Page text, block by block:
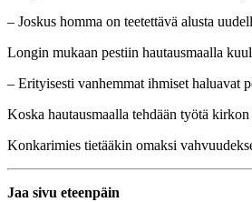
– Joskus homma on teetettävä alusta
Longin mukaan pestiin hautausmaalla
– Erityisesti vanhemmat ihmiset haluavat
Koska hautausmaalla tehdään työtä
Konkarimies tietääkin omaksi
Jaa sivu eteenpäin